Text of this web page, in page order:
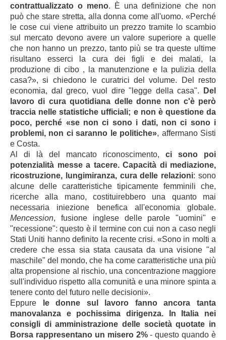
contrattualizzato o meno. È una definizione che non
può che stare stretta, alla donna come all'uomo. «Perché
le cose cui viene attribuito un prezzo tramite lo scambio
sul mercato devono avere un valore superiore a quelle
che non hanno un prezzo, tanto più se tra queste ultime
risultano esserci la cura dei figli e dei malati, la
produzione di cibo , la manutenzione e la pulizia della
casa?», si chiedono le curatrici del volume. Del resto
economia, dal greco, vuol dire "legge della casa".
Del
lavoro di cura quotidiana delle donne non c'è però
traccia nelle statistiche ufficiali; e non è questione da
poco, perché «se non ci sono i dati, non ci sono i
problemi, non ci saranno le politiche», affermano Sisti
e Costa.
Al di là del mancato riconoscimento, ci sono poi
potenzialità messe a tacere. Capacità di mediazione,
ricostruzione, lungimiranza, cura delle relazioni: sono
alcune delle caratteristiche tipicamente femminili che,
ricerche alla mano, costituirebbero una quanto mai
necessaria iniezione benefica all'economia globale.
Mencession, fusione inglese delle parole "uomini" e
"recessione": questo è il termine con cui non a caso negli
Stati Uniti hanno definito la recente crisi. «Sono in molti a
credere che essa sia stata causata da una visione "al
maschile" del mondo, che ha come caratteristiche una più
alta propensione al rischio, una concentrazione maggiore
sull'individuo rispetto alla comunità e una minore spinta a
tenere conto del futuro nelle decisioni».
Eppure
le donne sul lavoro fanno ancora tanta
manovalanza e pochissima dirigenza. In Italia nei
consigli di amministrazione delle società quotate in
Borsa rappresentano un misero 2%- questo quando è